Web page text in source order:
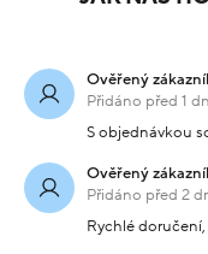
Ověřený
Přidáno před 1
S objednávkou
Ověřený
Přidáno před 2
Rychlé